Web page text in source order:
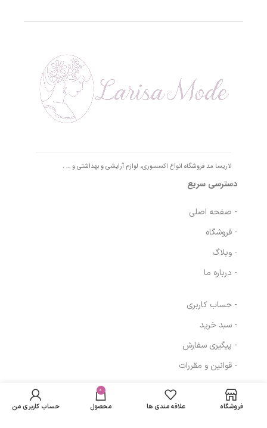
لاریسا مد فروشگاه انواع اکسسوری، لوازم آرایشی و بهداشتی و … .
دسترسی سریع
- صفحه اصلی
- فروشگاه
- وبلاگ
- درباره ما
- حساب کاربری
- سبد خرید
- پیگیری سفارش
- قوانین و مقررات
مسیرهای ارتباطی
چشم و صورت
فیزیکال رنگ بژ
روشن پیکسل
تومان
372,000 تومان
باشد فروشگاه علاقه مندی ها
0
محصول حساب کاربری من